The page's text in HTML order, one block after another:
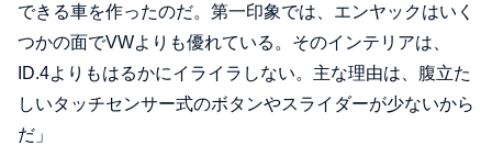
できる車を作ったのだ。第一印象では、エンヤックはいく
つかの面でVWよりも優れている。そのインテリアは、
ID.4よりもはるかにイライラしない。主な理由は、腹立た
しいタッチセンサー式のボタンやスライダーが少ないから
だ」